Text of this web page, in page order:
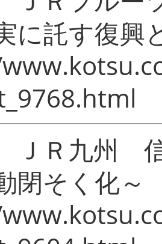
に託す復興
Ｒ九州 信
閉そく化～